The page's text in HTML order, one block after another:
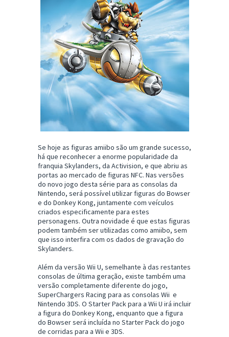
Se hoje as figuras amiibo são um grande sucesso,
há que reconhecer a enorme popularidade da
franquia Skylanders, da Activision, e que abriu as
portas ao mercado de figuras NFC. Nas versões
do novo jogo desta série para as consolas da
Nintendo, será possível utilizar figuras do Bowser
e do Donkey Kong, juntamente com veículos
criados especificamente para estes
personagens. Outra novidade é que estas figuras
podem também ser utilizadas como amiibo, sem
que isso interfira com os dados de gravação do
Skylanders.
Além da versão Wii U, semelhante à das restantes
consolas de última geração, existe também uma
versão completamente diferente do jogo,
SuperChargers Racing para as consolas Wii e
Nintendo 3DS. O Starter Pack para a Wii U irá incluir
a figura do Donkey Kong, enquanto que a figura
do Bowser será incluída no Starter Pack do jogo
de corridas para a Wii e 3DS.